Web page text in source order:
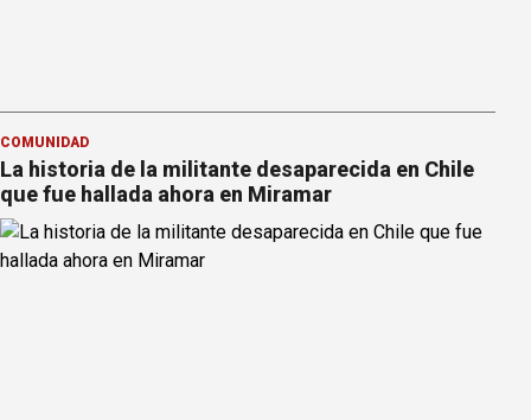
COMUNIDAD
La historia de la militante desaparecida en Chile
que fue hallada ahora en Miramar